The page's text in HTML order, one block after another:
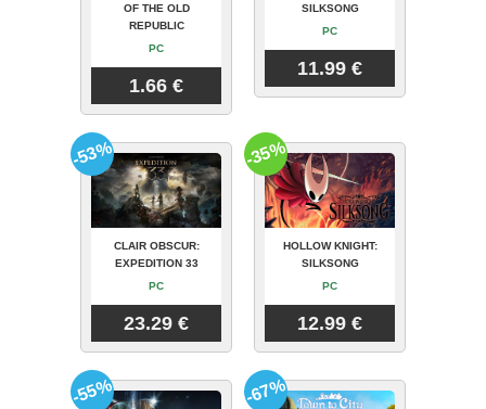
OF THE OLD
REPUBLIC
PC
1.66 €
SILKSONG
PC
11.99 €
CLAIR OBSCUR:
EXPEDITION 33
PC
23.29 €
-53%
HOLLOW KNIGHT:
SILKSONG
PC
12.99 €
-35%
-55% -67%